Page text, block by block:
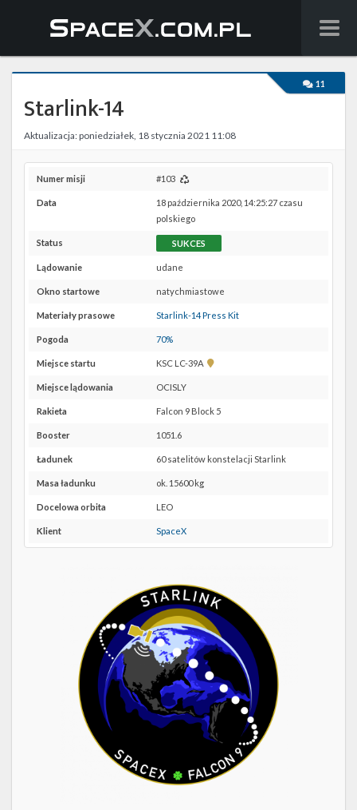
Wiadomości
Baza wiedzy
Starlink
Starship
Szukaj
Facebook
Twitter
Kalendarze
11
Starlink-14
Aktualizacja: poniedziałek, 18 stycznia 2021 11:08
Numer misji #103
Data
18 października 2020, 14:25:27 czasu
polskiego
Status SUKCES
Lądowanie udane
Okno startowe natychmiastowe
Materiały prasowe Starlink-14 Press Kit
Pogoda 70%
Miejsce startu KSC LC-39A
Pokaż
LC-
Maps
Miejsce lądowania OCISLY
Rakieta Falcon 9 Block 5
Booster 1051.6
Ładunek 60 satelitów konstelacji Starlink
Masa ładunku ok. 15600 kg
Docelowa orbita LEO
Klient SpaceX